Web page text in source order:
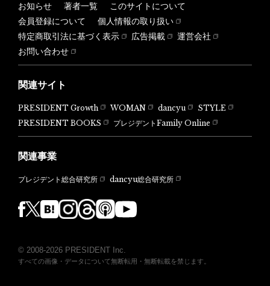
お知らせ 著者一覧
このサイトについて
会員登録について
個人情報の取り扱い
特定商取引法に基づく表示
広告掲載
運営会社
お問い合わせ
関連サイト
PRESIDENT Growth WOMAN dancyu
STYLE
PRESIDENT BOOKS
プレジデントFamily Online
関連事業
プレジデント総合研究所 dancyu総合研究所
© 2008-2026 PRESIDENT Inc.
すべての画像・データについて無断転用・無断転載を禁じます。